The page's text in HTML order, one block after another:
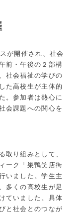
が開催され、社会
前・午後の２部構
社会福祉の学びの
た高校生が主体的
。参加者は熱心に
会課題への関心を
り組みとして、
ーク「巣鴨笑店街
いました。学生主
多くの高校生が足
ていました。具体
と社会とのつなが